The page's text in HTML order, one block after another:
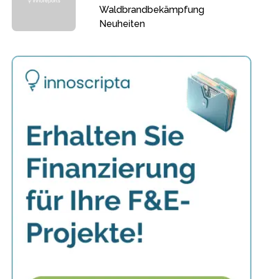
Waldbrandbekämpfung
Neuheiten